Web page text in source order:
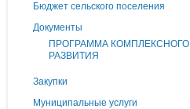
Бюджет сельского поселения
Документы
ПРОГРАММА КОМПЛЕКСНОГО
РАЗВИТИЯ
Закупки
Муниципальные услуги